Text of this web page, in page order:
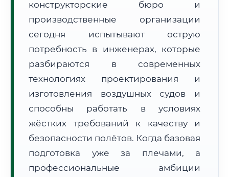
• Маршрут транзита:~3 319 км
📜 Документы и аккредитация ФИС ФРДО
🔍 Нажмите на документ для увеличения и просмотра
конструкторские бюро и
производственные организации
сегодня испытывают острую
потребность в инженерах, которые
разбираются в современных
технологиях проектирования и
изготовления воздушных судов и
способны работать в условиях
жёстких требований к качеству и
безопасности полётов. Когда базовая
подготовка уже за плечами, а
профессиональные амбиции